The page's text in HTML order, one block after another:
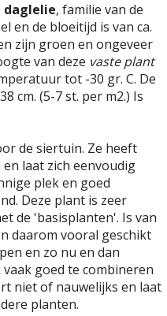
daglelie, familie van de
en de bloeitijd is van ca.
zijn groen en ongeveer
van deze vaste plant
tot -30 gr. C. De
cm. (5-7 st. per m2.) Is
de siertuin. Ze heeft
laat zich eenvoudig
plek en goed
Deze plant is zeer
de 'basisplanten'. Is van
daarom vooral geschikt
en zo nu en dan
goed te combineren
niet of nauwelijks en laat
planten.